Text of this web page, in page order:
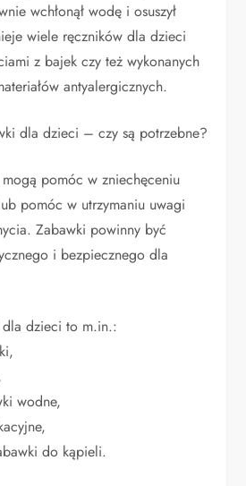
wchłonął wodę i osuszył
wiele ręczników dla dzieci
z bajek czy też wykonanych
antyalergicznych.
dla dzieci – czy są potrzebne?
pomóc w zniechęceniu
pomóc w utrzymaniu uwagi
Zabawki powinny być
i bezpiecznego dla
dzieci to m.in.:
wodne,
do kąpieli.